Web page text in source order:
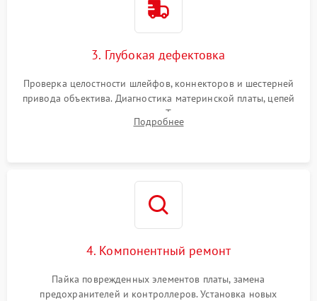
3. Глубокая дефектовка
Проверка целостности шлейфов, коннекторов и шестерней
привода объектива. Диагностика материнской платы, цепей
питания и картоприемника. Тестирование механизма
затвора и блока внутрикамерной стабилизации.
Подробнее
4. Компонентный ремонт
Пайка поврежденных элементов платы, замена
предохранителей и контроллеров. Установка новых